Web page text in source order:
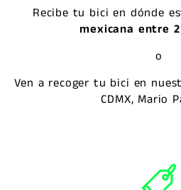
Recibe tu bici en dónde
mexicana entre
o
Ven a recoger tu bici en
CDMX, Mario